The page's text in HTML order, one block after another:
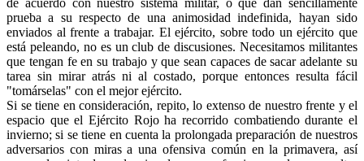
de acuerdo con nuestro sistema militar, o que dan sencillamente
prueba a su respecto de una animosidad indefinida, hayan sido
enviados al frente a trabajar. El ejército, sobre todo un ejército que
está peleando, no es un club de discusiones. Necesitamos militantes
que tengan fe en su trabajo y que sean capaces de sacar adelante su
tarea sin mirar atrás ni al costado, porque entonces resulta fácil
"tomárselas" con el mejor ejército.
Si se tiene en consideración, repito, lo extenso de nuestro frente y el
espacio que el Ejército Rojo ha recorrido combatiendo durante el
invierno; si se tiene en cuenta la prolongada preparación de nuestros
adversarios con miras a una ofensiva común en la primavera, así